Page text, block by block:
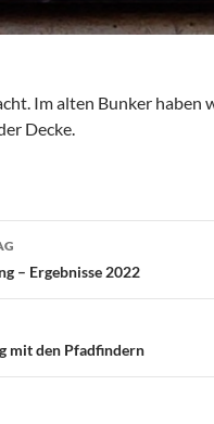
Im alten Bunker
Decke.
– Ergebnisse 2022
mit den Pfadfindern